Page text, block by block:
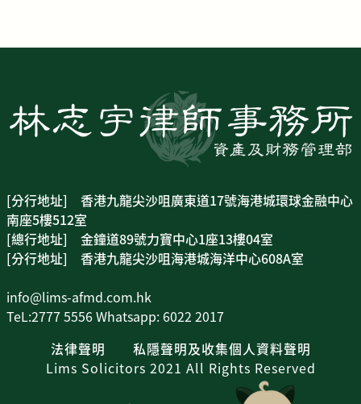
[分行地址] 香港九龍尖沙咀廣東道17號海港城環球金融中心
南座5樓512室
[總行地址] 金鐘道89號力寶中心1座13樓04室
[分行地址] 香港九龍尖沙咀海港城海洋中心608A室
info@lims-afmd.com.hk
TeL:2777 5556 Whatsapp: 6022 2017
法律聲明
私隱聲明及收集個人資料聲明
Lims Solicitors 2021 All Rights Reserved